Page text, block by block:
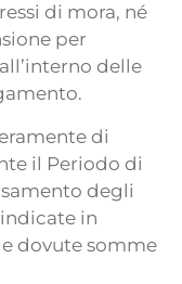
di mora, né
per
delle
di
il Periodo di
degli
in
dovute somme